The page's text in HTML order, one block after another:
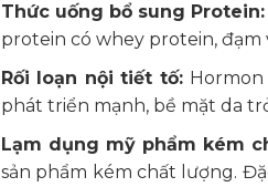
Thức uống bổ sung Protein:
protein có whey protein, đạm
Rối loạn nội tiết tố:
phát triển mạnh, bề mặt da
Lạm dụng mỹ phẩm kém
sản phẩm kém chất lượng.